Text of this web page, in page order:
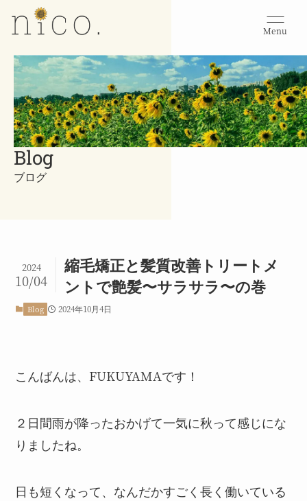
Menu
Blog
ブログ
縮毛矯正と髪質改善トリートメ
ントで艶髪〜サラサラ〜の巻
2024
10/04
Blog 2024年10月4日
こんばんは、FUKUYAMAです！
２日間雨が降ったおかげて一気に秋って感じにな
りましたね。
日も短くなって、なんだかすごく長く働いている